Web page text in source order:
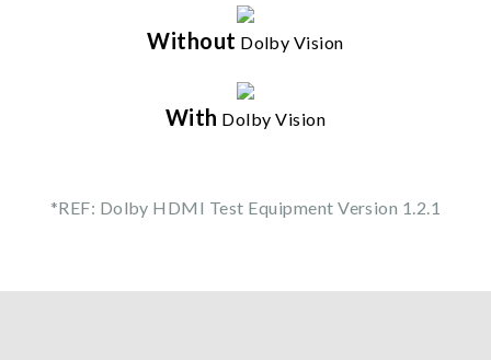
Without Dolby Vision
With Dolby Vision
*REF: Dolby HDMI Test Equipment Version 1.2.1